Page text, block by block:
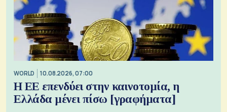
WORLD 10.08.2026, 07:00
Η ΕΕ επενδύει στην καινοτομία, η
Ελλάδα μένει πίσω [γραφήματα]